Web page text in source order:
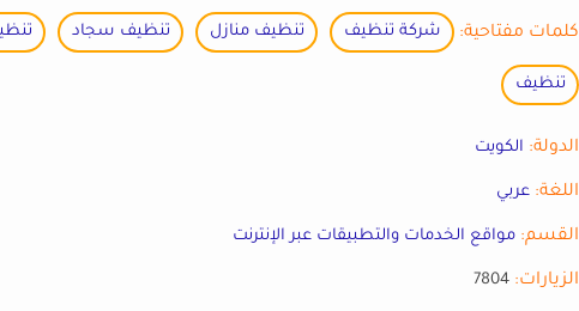
كلمات مفتاحية: شركة تنظيف تنظيف منازل تنظيف سجاد
تنظيف
الدولة: الكويت
اللغة: عربي
القسم: مواقع الخدمات والتطبيقات عبر الإنترنت
الزيارات: